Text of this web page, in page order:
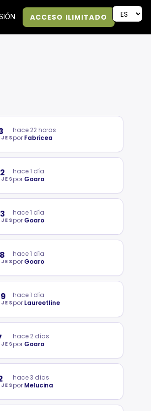
ACCESO ILIMITADO
hace 22 horas
por Fabricea
hace 1 día
por Goaro
hace 1 día
por Goaro
hace 1 día
por Goaro
hace 1 día
por Laureetline
hace 2 días
por Goaro
hace 3 días
por Melucina